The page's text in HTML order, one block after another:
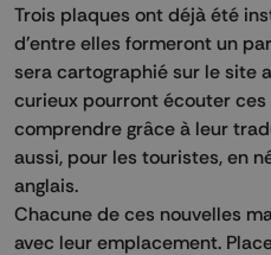
Trois plaques ont déjà été
d'entre elles formeront un
sera cartographié sur le site
curieux pourront écouter
comprendre grâce à leur
aussi, pour les touristes, en
anglais.
Chacune de ces nouvelles
avec leur emplacement.